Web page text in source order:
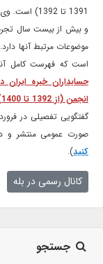
1391 تا 1392)
و بیش از بیست سال تجربه
موضوعات مرتبط آنها دارد.
است که فهرست کامل
حسابداران خبره ایران
انجمن (از 1392 تا 1400)
»
صورت عمومی منتشر و در
کنید).
کانال رسمی در بله
جستجو